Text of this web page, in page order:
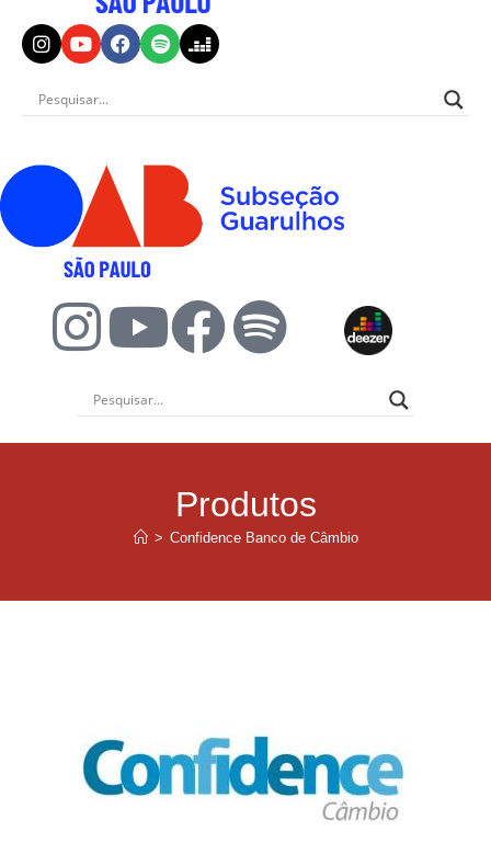
Produtos
> Confidence Banco de Câmbio